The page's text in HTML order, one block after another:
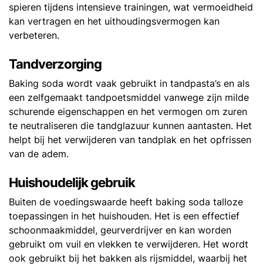
spieren tijdens intensieve trainingen, wat vermoeidheid
kan vertragen en het uithoudingsvermogen kan
verbeteren.
Tandverzorging
Baking soda wordt vaak gebruikt in tandpasta’s en als
een zelfgemaakt tandpoetsmiddel vanwege zijn milde
schurende eigenschappen en het vermogen om zuren
te neutraliseren die tandglazuur kunnen aantasten. Het
helpt bij het verwijderen van tandplak en het opfrissen
van de adem.
Huishoudelijk gebruik
Buiten de voedingswaarde heeft baking soda talloze
toepassingen in het huishouden. Het is een effectief
schoonmaakmiddel, geurverdrijver en kan worden
gebruikt om vuil en vlekken te verwijderen. Het wordt
ook gebruikt bij het bakken als rijsmiddel, waarbij het